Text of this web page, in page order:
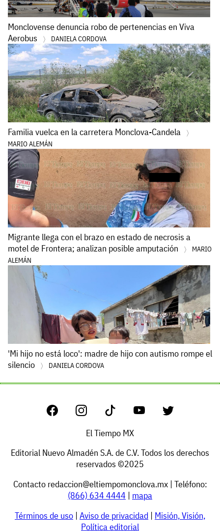
Monclovense denuncia robo de pertenencias en Viva
Aerobus
DANIELA CORDOVA
Familia vuelca en la carretera Monclova-Candela
MARIO ALEMÁN
Migrante llega con el brazo en estado de necrosis a
motel de Frontera; analizan posible amputación
MARIO
ALEMÁN
'Mi hijo no está loco': madre de hijo con autismo rompe el
silencio
DANIELA CORDOVA
El Tiempo MX
Editorial Nuevo Almadén S.A. de C.V. Todos los derechos
reservados ©2025
Contacto redaccion@eltiempomonclova.mx| Teléfono:
(866) 634 4444 | mapa
Términos de uso | Aviso de privacidad | Misión, Visión,
Política editorial